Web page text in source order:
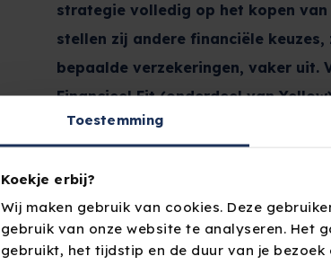
Toestemming
Koekje erbij?
Wij maken gebruik van cookies. Deze
gebruik van onze website te analyseren. Het
gebruikt, het tijdstip en de duur van je
strategie volledig op het kopen van
stellen zij andere financiële
bepaalde verzekeringen, vaker uit.
Financieel Fit (onderdeel van
überhaupt toegang te krijgen tot de